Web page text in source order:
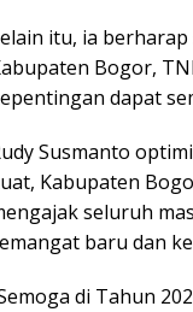
itu, ia
Bogor,
dapat
Susmanto
Kabupaten
seluruh
baru dan
di Tahun